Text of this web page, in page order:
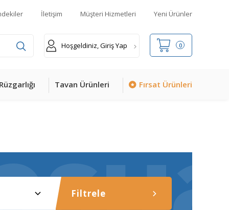
İletişim Müşteri Hizmetleri Yeni Ürünler
0
Hoşgeldiniz, Giriş Yap
Tavan Ürünleri Fırsat Ürünleri
Filtrele